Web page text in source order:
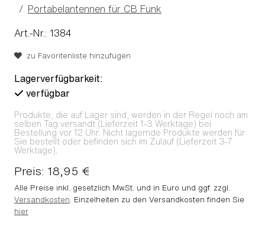
Portabelantennen für CB Funk
Art.-Nr.: 1384
zu Favoritenliste hinzufügen
Lagerverfügbarkeit:
verfügbar
Produkte, die auf Lager sind, werden in der Regel noch am
selben Tag versandt (Lieferzeit 1-3 Werktage) bei
Bestellung vor 12 Uhr. Nicht lagernde Produkte werden für
Sie bestellt oder befinden sich im Zulauf (Lieferzeit 3-7
Werktage).
Preis: 18,95 €
Alle Preise inkl. gesetzlich MwSt. und in Euro und ggf. zzgl.
Versandkosten . Einzelheiten zu den Versandkosten finden Sie
hier